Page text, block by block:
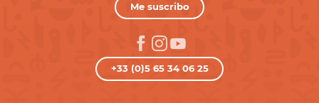
Me suscribo
+33 (0)5 65 34 06 25